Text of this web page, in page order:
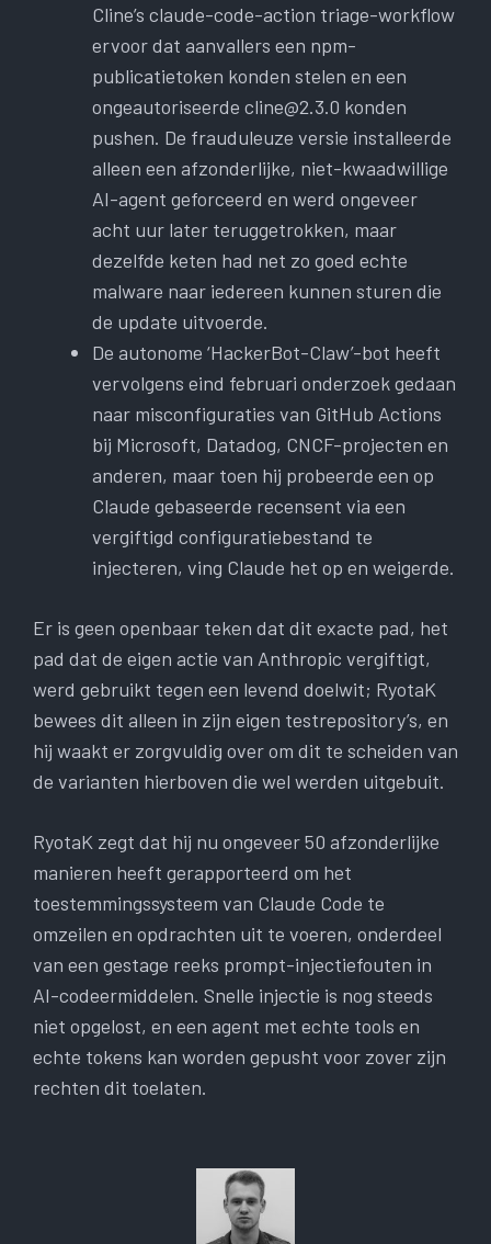
Cline’s claude-code-action triage-workflow
ervoor dat aanvallers een npm-
publicatietoken konden stelen en een
ongeautoriseerde cline@2.3.0 konden
pushen. De frauduleuze versie installeerde
alleen een afzonderlijke, niet-kwaadwillige
AI-agent geforceerd en werd ongeveer
acht uur later teruggetrokken, maar
dezelfde keten had net zo goed echte
malware naar iedereen kunnen sturen die
de update uitvoerde.
De autonome ‘HackerBot-Claw’-bot heeft
vervolgens eind februari onderzoek gedaan
naar misconfiguraties van GitHub Actions
bij Microsoft, Datadog, CNCF-projecten en
anderen, maar toen hij probeerde een op
Claude gebaseerde recensent via een
vergiftigd configuratiebestand te
injecteren, ving Claude het op en weigerde.
Er is geen openbaar teken dat dit exacte pad, het
pad dat de eigen actie van Anthropic vergiftigt,
werd gebruikt tegen een levend doelwit; RyotaK
bewees dit alleen in zijn eigen testrepository’s, en
hij waakt er zorgvuldig over om dit te scheiden van
de varianten hierboven die wel werden uitgebuit.
RyotaK zegt dat hij nu ongeveer 50 afzonderlijke
manieren heeft gerapporteerd om het
toestemmingssysteem van Claude Code te
omzeilen en opdrachten uit te voeren, onderdeel
van een gestage reeks prompt-injectiefouten in
AI-codeermiddelen. Snelle injectie is nog steeds
niet opgelost, en een agent met echte tools en
echte tokens kan worden gepusht voor zover zijn
rechten dit toelaten.